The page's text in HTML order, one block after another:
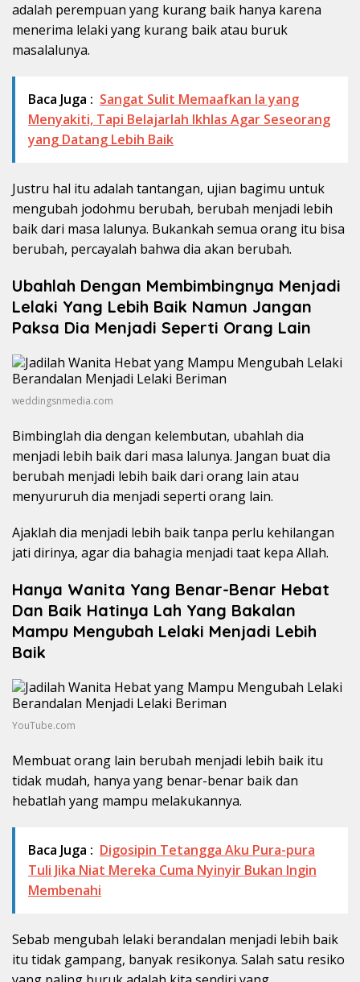
adalah perempuan yang kurang baik hanya karena
menerima lelaki yang kurang baik atau buruk
masalalunya.
Baca Juga : Sangat Sulit Memaafkan Ia yang
Menyakiti, Tapi Belajarlah Ikhlas Agar Seseorang
yang Datang Lebih Baik
Justru hal itu adalah tantangan, ujian bagimu untuk
mengubah jodohmu berubah, berubah menjadi lebih
baik dari masa lalunya. Bukankah semua orang itu bisa
berubah, percayalah bahwa dia akan berubah.
Ubahlah Dengan Membimbingnya Menjadi
Lelaki Yang Lebih Baik Namun Jangan
Paksa Dia Menjadi Seperti Orang Lain
weddingsnmedia.com
Bimbinglah dia dengan kelembutan, ubahlah dia
menjadi lebih baik dari masa lalunya. Jangan buat dia
berubah menjadi lebih baik dari orang lain atau
menyururuh dia menjadi seperti orang lain.
Ajaklah dia menjadi lebih baik tanpa perlu kehilangan
jati dirinya, agar dia bahagia menjadi taat kepa Allah.
Hanya Wanita Yang Benar-Benar Hebat
Dan Baik Hatinya Lah Yang Bakalan
Mampu Mengubah Lelaki Menjadi Lebih
Baik
YouTube.com
Membuat orang lain berubah menjadi lebih baik itu
tidak mudah, hanya yang benar-benar baik dan
hebatlah yang mampu melakukannya.
Baca Juga : Digosipin Tetangga Aku Pura-pura
Tuli Jika Niat Mereka Cuma Nyinyir Bukan Ingin
Membenahi
Sebab mengubah lelaki berandalan menjadi lebih baik
itu tidak gampang, banyak resikonya. Salah satu resiko